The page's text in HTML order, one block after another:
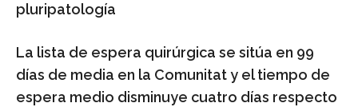
pluripatología
La lista de espera quirúrgica se sitúa en 99
días de media en la Comunitat y el tiempo de
espera medio disminuye cuatro días respecto